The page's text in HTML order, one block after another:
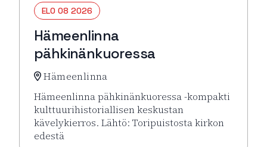
ELO 08 2026
Hämeenlinna
pähkinänkuoressa
Hämeenlinna
Hämeenlinna pähkinänkuoressa -kompakti
kulttuurihistoriallisen keskustan
kävelykierros. Lähtö: Toripuistosta kirkon
edestä